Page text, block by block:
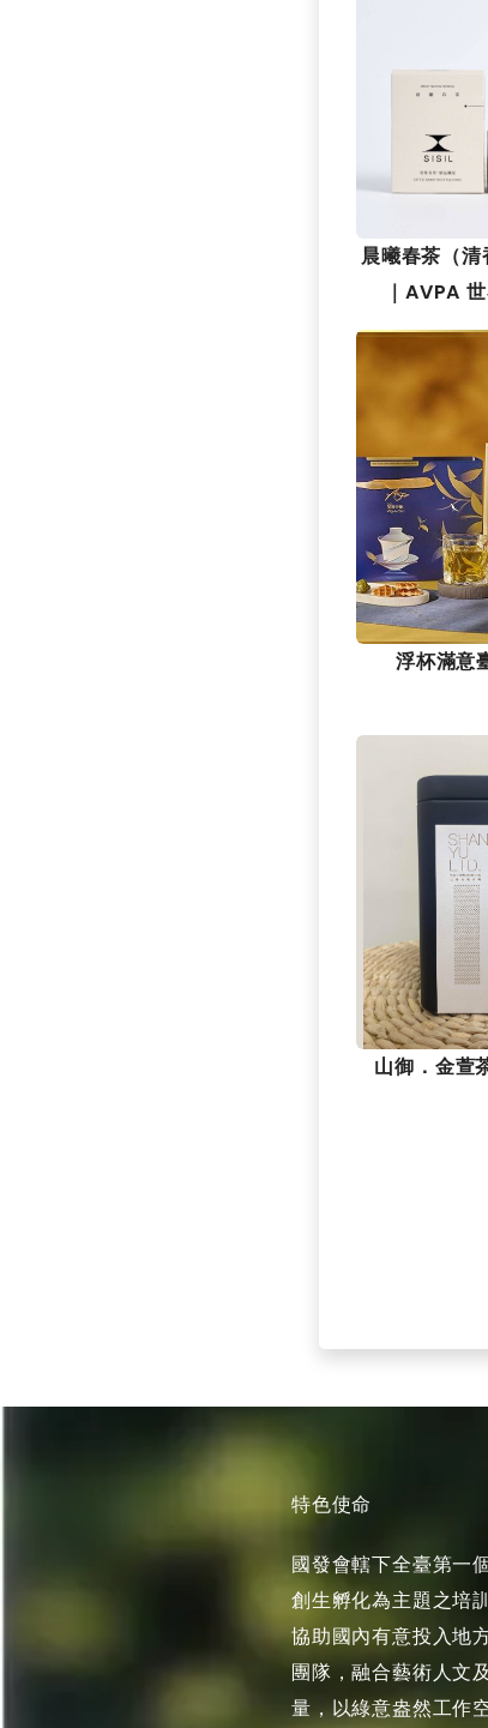
晨曦春茶（
｜AVPA
浮杯滿意
山御．金
特色使命
國發會轄下全臺第一
創生孵化為主題之培
協助國內有意投入地
團隊，融合藝術人文
量，以綠意盎然工作